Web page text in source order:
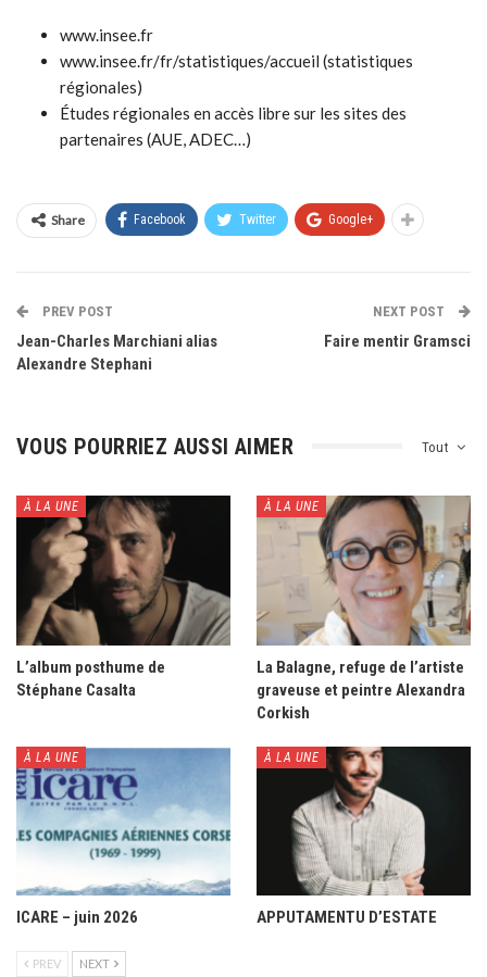
www.insee.fr
www.insee.fr/fr/statistiques/accueil (statistiques
régionales)
Études régionales en accès libre sur les sites des
partenaires (AUE, ADEC…)
Share Facebook Twitter Google+
PREV POST
Jean-Charles Marchiani alias
Alexandre Stephani
NEXT POST
Faire mentir Gramsci
Tout
VOUS POURRIEZ AUSSI AIMER
À LA UNE
L’album posthume de
Stéphane Casalta
À LA UNE
La Balagne, refuge de l’artiste
graveuse et peintre Alexandra
Corkish
À LA UNE
ICARE – juin 2026
À LA UNE
APPUTAMENTU D’ESTATE
PREV NEXT